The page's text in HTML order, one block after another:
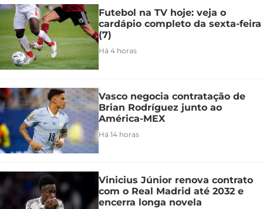
Futebol na TV hoje: veja o
cardápio completo da sexta-feira
(7)
Há 4 horas
Vasco negocia contratação de
Brian Rodríguez junto ao
América-MEX
Há 14 horas
Vinicius Júnior renova contrato
com o Real Madrid até 2032 e
encerra longa novela